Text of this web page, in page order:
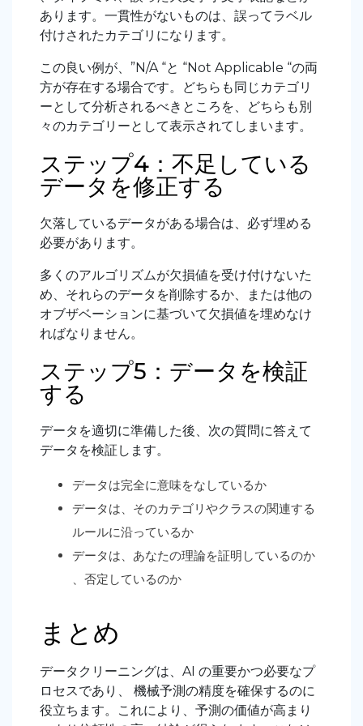
あります。一貫性がないものは、誤ってラベル
付けされたカテゴリになります。
この良い例が、”N/A “と “Not Applicable “の両
方が存在する場合です。どちらも同じカテゴリ
ーとして分析されるべきところを、どちらも別
々のカテゴリーとして表示されてしまいます。
ステップ4：不足している
データを修正する
欠落しているデータがある場合は、必ず埋める
必要があります。
多くのアルゴリズムが欠損値を受け付けないた
め、それらのデータを削除するか、または他の
オブザベーションに基づいて欠損値を埋めなけ
ればなりません。
ステップ5：データを検証
する
データを適切に準備した後、次の質問に答えて
データを検証します。
データは完全に意味をなしているか
データは、そのカテゴリやクラスの関連する
ルールに沿っているか
データは、あなたの理論を証明しているのか
、否定しているのか
まとめ
データクリーニングは、AI の重要かつ必要なプ
ロセスであり、 機械予測の精度を確保するのに
役立ちます。これにより、予測の価値が高まり